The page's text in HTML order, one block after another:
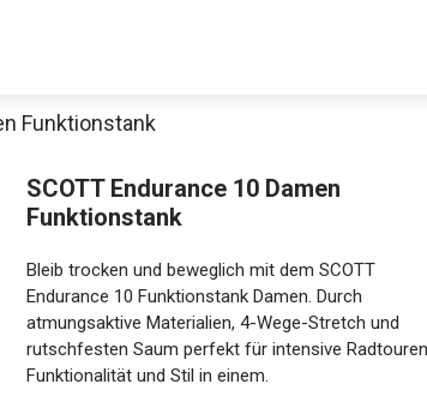
Funktionstank
SCOTT Endurance 10 Damen
Funktionstank
Bleib trocken und beweglich mit dem SCOTT
Endurance 10 Funktionstank Damen. Durch
atmungsaktive Materialien, 4-Wege-Stretch und
rutschfesten Saum perfekt für intensive Radtouren.
Funktionalität und Stil in einem.
Jetzt anschauen